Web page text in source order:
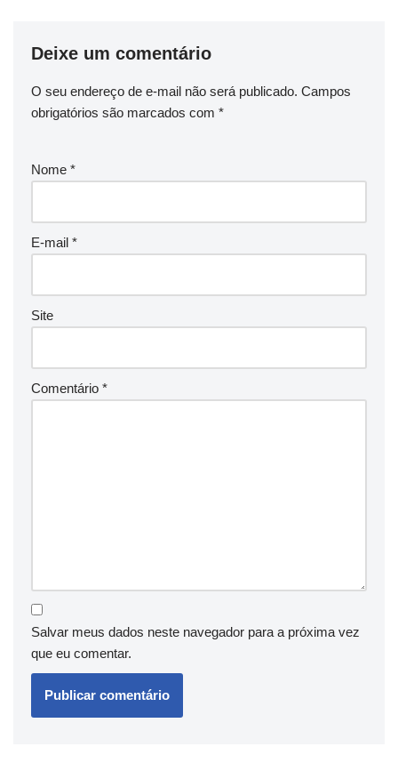
Deixe um comentário
O seu endereço de e-mail não será publicado. Campos
obrigatórios são marcados com *
Nome *
E-mail *
Site
Comentário *
Salvar meus dados neste navegador para a próxima vez
que eu comentar.